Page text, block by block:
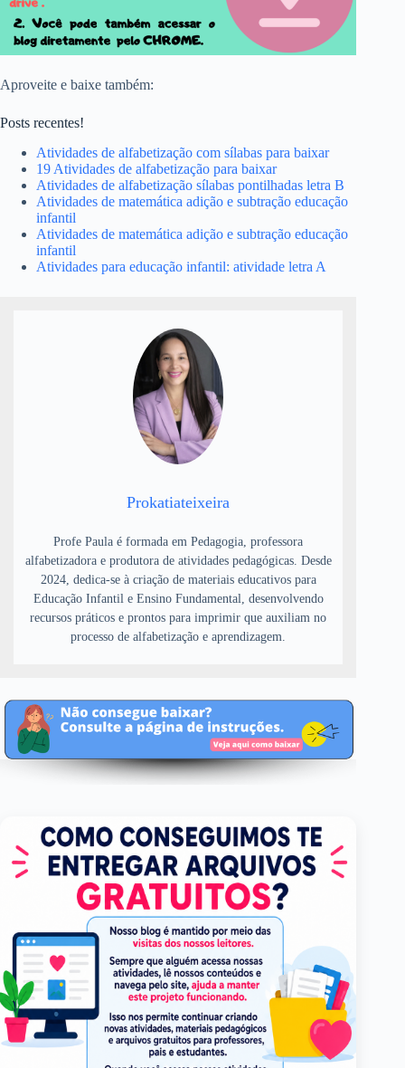
Aproveite e baixe também:
Posts recentes!
Atividades de alfabetização com sílabas para baixar
19 Atividades de alfabetização para baixar
Atividades de alfabetização sílabas pontilhadas letra B
Atividades de matemática adição e subtração educação
infantil
Atividades de matemática adição e subtração educação
infantil
Atividades para educação infantil: atividade letra A
Prokatiateixeira
Profe Paula é formada em Pedagogia, professora
alfabetizadora e produtora de atividades pedagógicas. Desde
2024, dedica-se à criação de materiais educativos para
Educação Infantil e Ensino Fundamental, desenvolvendo
recursos práticos e prontos para imprimir que auxiliam no
processo de alfabetização e aprendizagem.